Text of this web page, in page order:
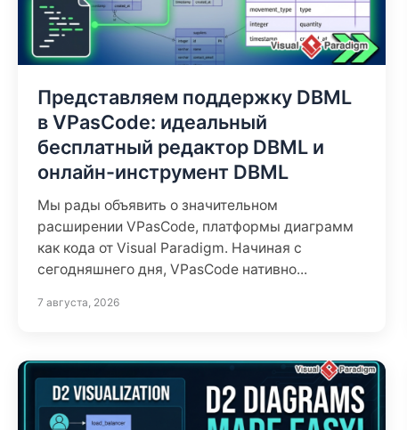
Представляем поддержку DBML
в VPasCode: идеальный
бесплатный редактор DBML и
онлайн-инструмент DBML
Мы рады объявить о значительном
расширении VPasCode, платформы диаграмм
как кода от Visual Paradigm. Начиная с
сегодняшнего дня, VPasCode нативно...
7 августа, 2026